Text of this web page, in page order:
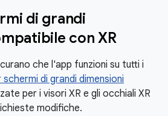
di grandi
con XR
che l'app funzioni su tutti i
schermi di grandi dimensioni
per i visori XR e gli occhiali XR
modifiche.